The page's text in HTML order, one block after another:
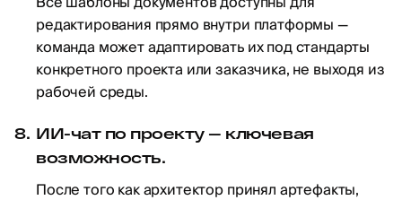
редактирования прямо внутри платформы —
команда может адаптировать их под стандарты
конкретного проекта или заказчика, не выходя из
рабочей среды.
ИИ-чат по проекту — ключевая
возможность.
После того как архитектор принял артефакты,